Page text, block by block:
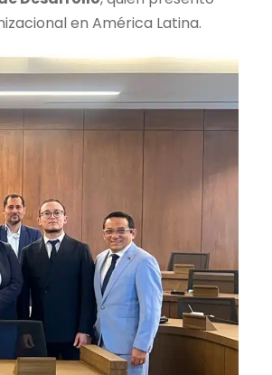
en América Latina.